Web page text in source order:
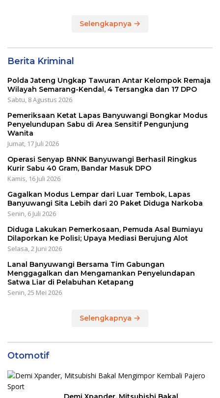
Selengkapnya
Berita Kriminal
Polda Jateng Ungkap Tawuran Antar Kelompok Remaja
Wilayah Semarang-Kendal, 4 Tersangka dan 17 DPO
Sabtu, 8 Agustus 2026
Pemeriksaan Ketat Lapas Banyuwangi Bongkar Modus
Penyelundupan Sabu di Area Sensitif Pengunjung
Wanita
Jumat, 17 Juli 2026
Operasi Senyap BNNK Banyuwangi Berhasil Ringkus
Kurir Sabu 40 Gram, Bandar Masuk DPO
Kamis, 16 Juli 2026
Gagalkan Modus Lempar dari Luar Tembok, Lapas
Banyuwangi Sita Lebih dari 20 Paket Diduga Narkoba
Senin, 6 Juli 2026
Diduga Lakukan Pemerkosaan, Pemuda Asal Bumiayu
Dilaporkan ke Polisi; Upaya Mediasi Berujung Alot
Selasa, 2 Juni 2026
Lanal Banyuwangi Bersama Tim Gabungan
Menggagalkan dan Mengamankan Penyelundapan
Satwa Liar di Pelabuhan Ketapang
Senin, 25 Mei 2026
Selengkapnya
Otomotif